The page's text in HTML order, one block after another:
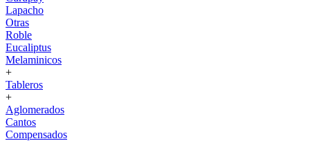
Lapacho
Otras
Roble
Eucaliptus
Melaminicos
+
Tableros
+
Aglomerados
Cantos
Compensados